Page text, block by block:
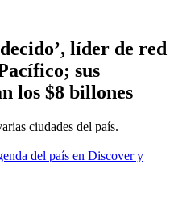
líder de red
sus
los $8 billones
ciudades del país.
del país en Discover y